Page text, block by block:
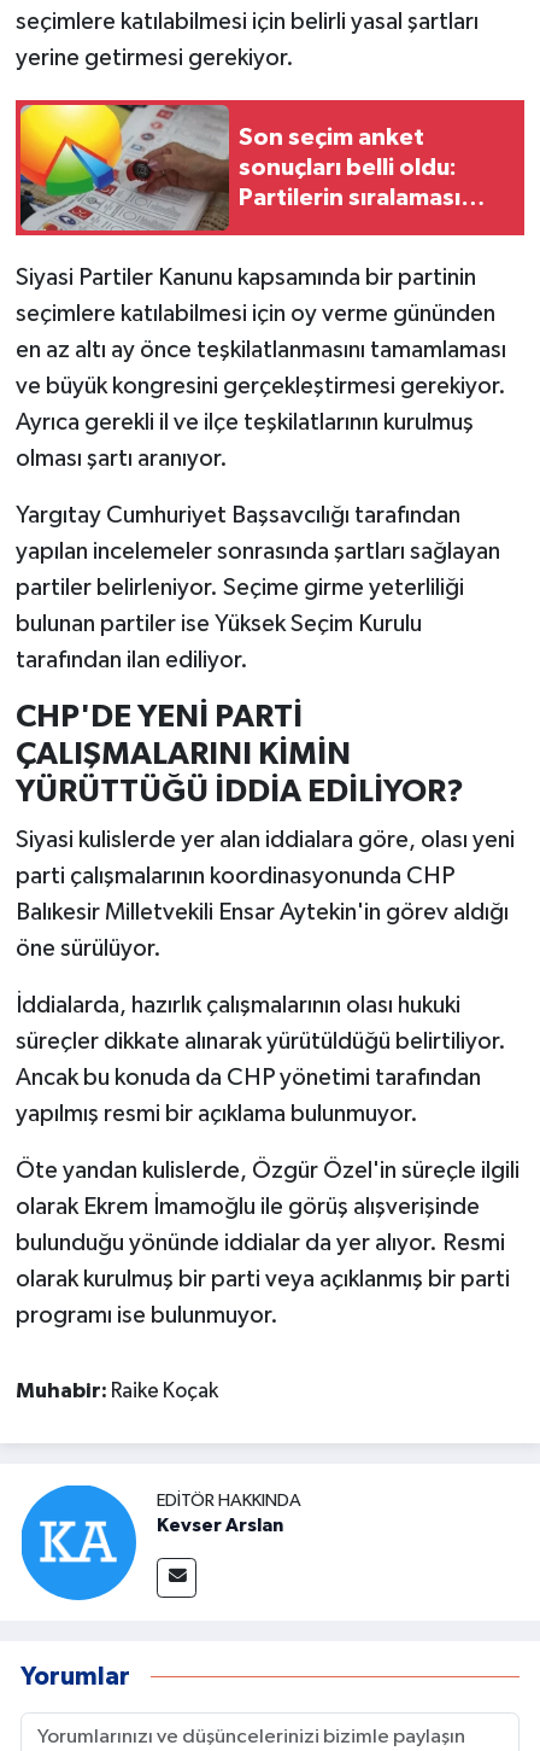
seçimlere katılabilmesi için belirli yasal şartları
yerine getirmesi gerekiyor.
Son seçim anket
sonuçları belli oldu:
Partilerin sıralaması
Siyasi Partiler Kanunu kapsamında bir partinin
seçimlere katılabilmesi için oy verme gününden
en az altı ay önce teşkilatlanmasını tamamlaması
ve büyük kongresini gerçekleştirmesi gerekiyor.
Ayrıca gerekli il ve ilçe teşkilatlarının kurulmuş
olması şartı aranıyor.
Yargıtay Cumhuriyet Başsavcılığı tarafından
yapılan incelemeler sonrasında şartları sağlayan
partiler belirleniyor. Seçime girme yeterliliği
bulunan partiler ise Yüksek Seçim Kurulu
tarafından ilan ediliyor.
CHP'DE YENİ PARTİ
ÇALIŞMALARINI KİMİN
YÜRÜTTÜĞÜ İDDİA EDİLİYOR?
Siyasi kulislerde yer alan iddialara göre, olası yeni
parti çalışmalarının koordinasyonunda CHP
Balıkesir Milletvekili Ensar Aytekin'in görev aldığı
öne sürülüyor.
İddialarda, hazırlık çalışmalarının olası hukuki
süreçler dikkate alınarak yürütüldüğü belirtiliyor.
Ancak bu konuda da CHP yönetimi tarafından
yapılmış resmi bir açıklama bulunmuyor.
Öte yandan kulislerde, Özgür Özel'in süreçle ilgili
olarak Ekrem İmamoğlu ile görüş alışverişinde
bulunduğu yönünde iddialar da yer alıyor. Resmi
olarak kurulmuş bir parti veya açıklanmış bir parti
programı ise bulunmuyor.
Muhabir: Raike Koçak
EDITÖR HAKKINDA
Kevser Arslan
Yorumlar